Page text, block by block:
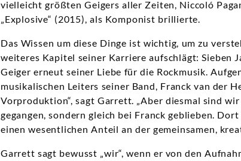
vielleicht größten Geigers aller Zeiten, Niccoló
„Explosive“ (2015), als Komponist brillierte.
Das Wissen um diese Dinge ist wichtig, um zu
weiteres Kapitel seiner Karriere aufschlägt: Sieben
Geiger erneut seiner Liebe für die Rockmusik.
musikalischen Leiters seiner Band, Franck van der
Vorproduktion“, sagt Garrett. „Aber diesmal sind
gegangen, sondern gleich bei Franck geblieben.
einen wesentlichen Anteil an der gemeinsamen,
Garrett sagt bewusst „wir“, wenn er von den